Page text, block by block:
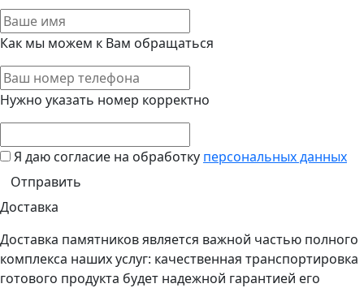
Как мы можем к Вам обращаться
Нужно указать номер корректно
Я даю согласие на обработку персональных данных
Доставка
Доставка памятников является важной частью полного
комплекса наших услуг: качественная транспортировка
готового продукта будет надежной гарантией его